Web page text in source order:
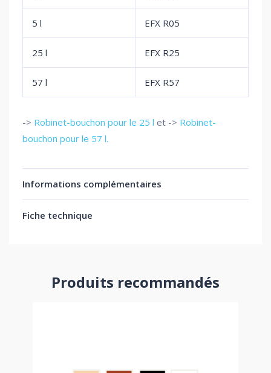
5 l EFX R05
25 l EFX R25
57 l EFX R57
-> Robinet-bouchon pour le 25 l et -> Robinet-
bouchon pour le 57 l.
Informations complémentaires
Fiche technique
Produits recommandés